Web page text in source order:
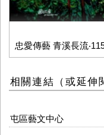
忠愛傳藝 青溪長流
相關連結（或延伸
屯區藝文中心